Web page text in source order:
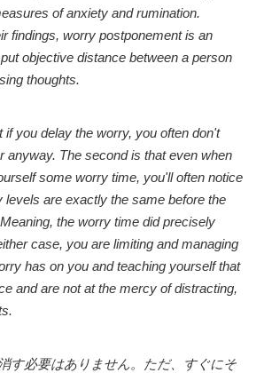
of anxiety and rumination.
findings, worry postponement is an
objective distance between a person
thoughts.
if you delay the worry, you often don't
anyway. The second is that even when
some worry time, you'll often notice
levels are exactly the same before the
the worry time did precisely
case, you are limiting and managing
has on you and teaching yourself that
and are not at the mercy of distracting,
す必要はありません。ただ、すぐにそ